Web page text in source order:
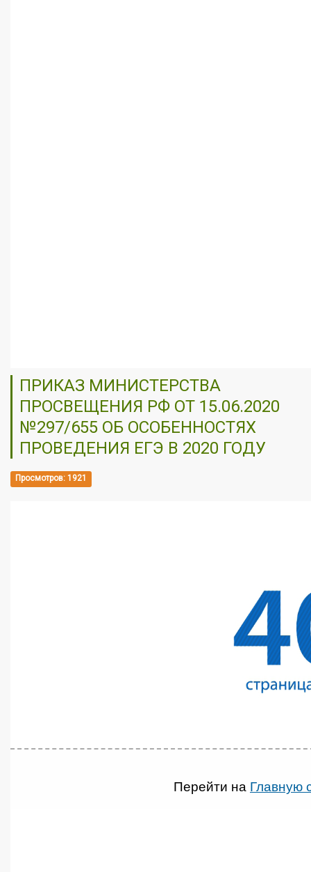
ПРИКАЗ МИНИСТЕРСТВА
ПРОСВЕЩЕНИЯ РФ ОТ 15.06.2020
№297/655 ОБ ОСОБЕННОСТЯХ
ПРОВЕДЕНИЯ ЕГЭ В 2020 ГОДУ
Просмотров: 1921